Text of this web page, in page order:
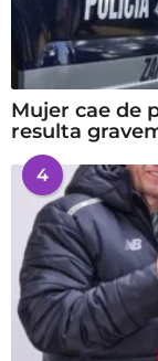
Mujer cae de
resulta
4